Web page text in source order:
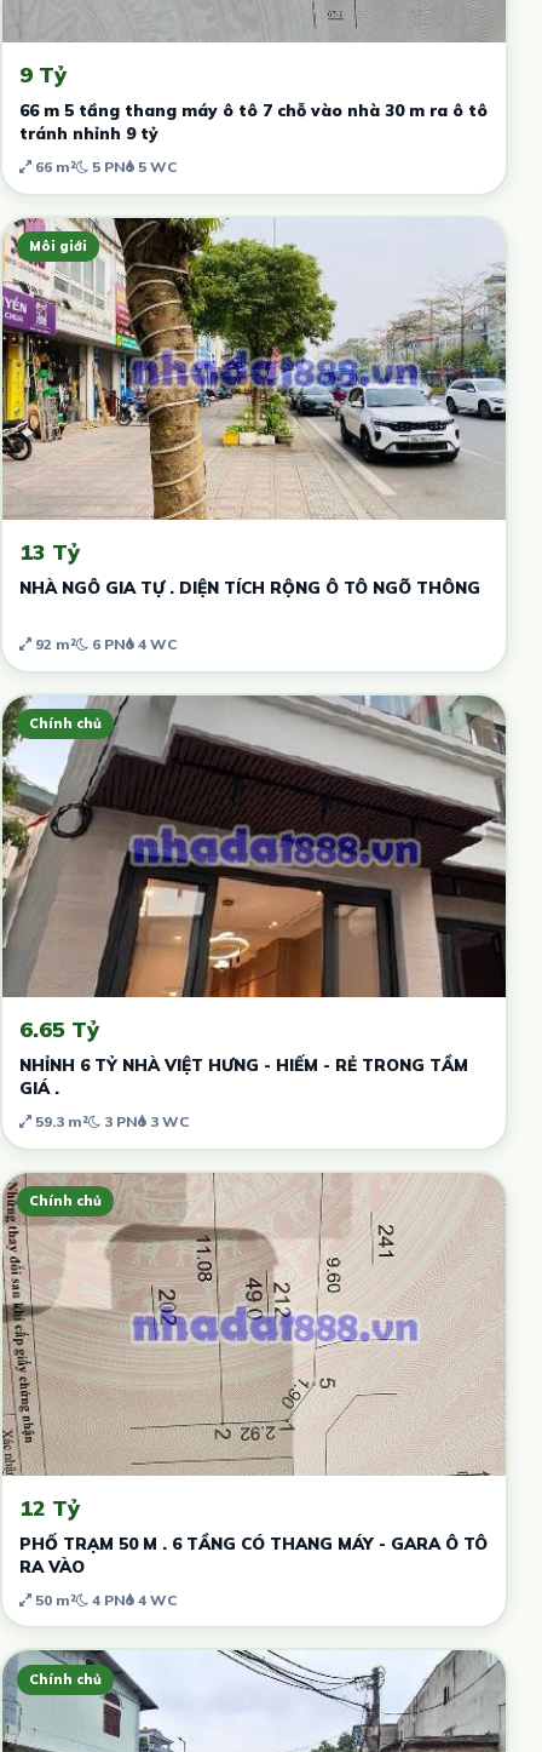
9 Tỷ
66 m 5 tầng thang máy ô tô 7 chỗ vào nhà 30 m ra ô tô
tránh nhỉnh 9 tỷ
66 m² 5 PN 5 WC
Môi giới
13 Tỷ
NHÀ NGÔ GIA TỰ . DIỆN TÍCH RỘNG Ô TÔ NGÕ THÔNG
92 m² 6 PN 4 WC
Chính chủ
6.65 Tỷ
NHỈNH 6 TỶ NHÀ VIỆT HƯNG - HIẾM - RẺ TRONG TẦM
GIÁ .
59.3 m² 3 PN 3 WC
Chính chủ
12 Tỷ
PHỐ TRẠM 50 M . 6 TẦNG CÓ THANG MÁY - GARA Ô TÔ
RA VÀO
50 m² 4 PN 4 WC
Chính chủ